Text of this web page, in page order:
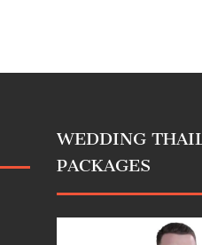
WEDDING
PACKAGES